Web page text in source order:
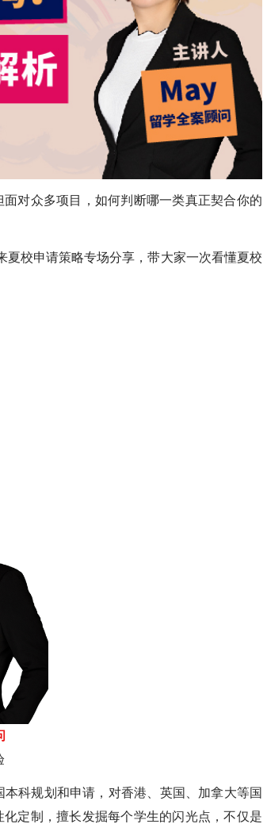
对众多项目，如何判断哪一类真正契合你的
校申请策略专场分享，带大家一次看懂夏校
科规划和申请，对香港、英国、加拿大等国
定制，擅长发掘每个学生的闪光点，不仅是